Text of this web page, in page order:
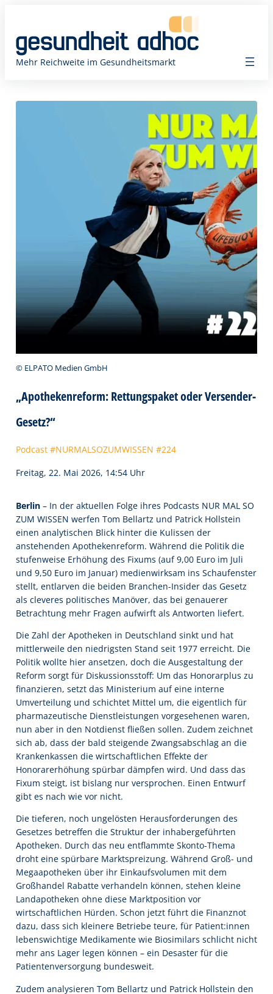
springen
Mehr Reichweite im Gesundheitsmarkt
© ELPATO Medien GmbH
„Apothekenreform: Rettungspaket oder Versender-
Gesetz?“
Podcast #NURMALSOZUMWISSEN #224
Freitag, 22. Mai 2026, 14:54 Uhr
Berlin – In der aktuellen Folge ihres Podcasts NUR MAL SO
ZUM WISSEN werfen Tom Bellartz und Patrick Hollstein
einen analytischen Blick hinter die Kulissen der
anstehenden Apothekenreform. Während die Politik die
stufenweise Erhöhung des Fixums (auf 9,00 Euro im Juli
und 9,50 Euro im Januar) medienwirksam ins Schaufenster
stellt, entlarven die beiden Branchen-Insider das Gesetz
als cleveres politisches Manöver, das bei genauerer
Betrachtung mehr Fragen aufwirft als Antworten liefert.
Die Zahl der Apotheken in Deutschland sinkt und hat
mittlerweile den niedrigsten Stand seit 1977 erreicht. Die
Politik wollte hier ansetzen, doch die Ausgestaltung der
Reform sorgt für Diskussionsstoff: Um das Honorarplus zu
finanzieren, setzt das Ministerium auf eine interne
Umverteilung und schichtet Mittel um, die eigentlich für
pharmazeutische Dienstleistungen vorgesehenen waren,
nun aber in den Notdienst fließen sollen. Zudem zeichnet
sich ab, dass der bald steigende Zwangsabschlag an die
Krankenkassen die wirtschaftlichen Effekte der
Honorarerhöhung spürbar dämpfen wird. Und dass das
Fixum steigt, ist bislang nur versprochen. Einen Entwurf
gibt es nach wie vor nicht.
Die tieferen, noch ungelösten Herausforderungen des
Gesetzes betreffen die Struktur der inhabergeführten
Apotheken. Durch das neu entflammte Skonto-Thema
droht eine spürbare Marktspreizung. Während Groß- und
Megaapotheken über ihr Einkaufsvolumen mit dem
Großhandel Rabatte verhandeln können, stehen kleine
Landapotheken ohne diese Marktposition vor
wirtschaftlichen Hürden. Schon jetzt führt die Finanznot
dazu, dass sich kleinere Betriebe teure, für Patient:innen
lebenswichtige Medikamente wie Biosimilars schlicht nicht
mehr ans Lager legen können – ein Desaster für die
Patientenversorgung bundesweit.
Zudem analysieren Tom Bellartz und Patrick Hollstein den